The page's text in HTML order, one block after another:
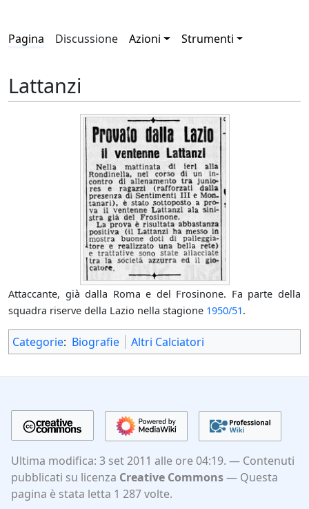
Pagina Discussione Azioni Strumenti
Lattanzi
Attaccante, già dalla Roma e del Frosinone. Fa parte della
squadra riserve della Lazio nella stagione 1950/51.
Categorie: Biografie Altri Calciatori
Ultima modifica: 3 set 2011 alle ore 04:19.
Contenuti
pubblicati su licenza Creative Commons
Questa
pagina è stata letta 1 287 volte.